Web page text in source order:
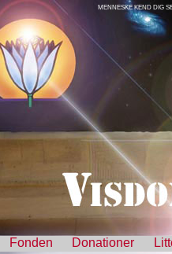
MENNESKE KEND DIG
Fonden Donationer